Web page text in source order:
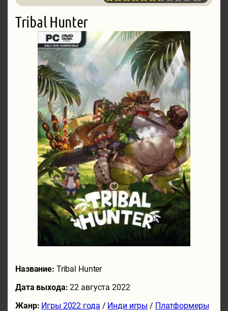
Tribal Hunter
Название: Tribal Hunter
Дата выхода:22 августа 2022
Жанр: Игры 2022 года / Инди игры / Платформеры